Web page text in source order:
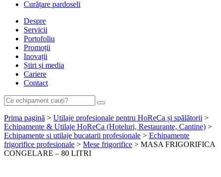
Curățare pardoseli
Despre
Servicii
Portofoliu
Promoții
Inovații
Știri și media
Cariere
Contact
Prima pagină > Utilaje profesionale pentru HoReCa și spălătorii >
Echipamente & Utilaje HoReCa (Hoteluri, Restaurante, Cantine) >
Echipamente si utilaje bucatarii profesionale > Echipamente
frigorifice profesionale > Mese frigorifice > MASA FRIGORIFICA
CONGELARE – 80 LITRI